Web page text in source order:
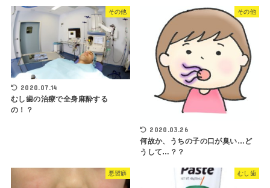
その他
2020.07.14
むし歯の治療で全身麻酔する
の！？
その他
2020.03.26
何故か、うちの子の口が臭い…ど
うして…？？
悪習癖 むし歯